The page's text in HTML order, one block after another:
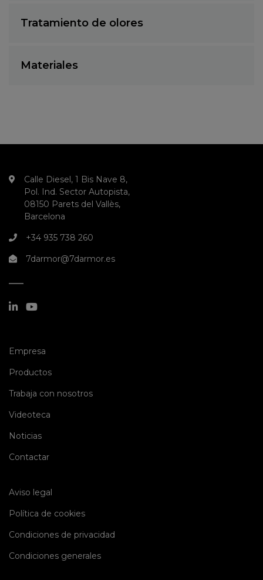
Tratamiento de olores
Materiales
Calle Diesel, 1 Bis Nave 8,
Pol. Ind. Sector Autopista,
08150 Parets del Vallès,
Barcelona
+34 935 738 260
7darmor@7darmor.es
Empresa
Productos(current)
Trabaja con nosotros(current)
Videoteca
Noticias(current)
Contactar(current)
Aviso legal
Política de cookies
Condiciones de privacidad
Condiciones generales